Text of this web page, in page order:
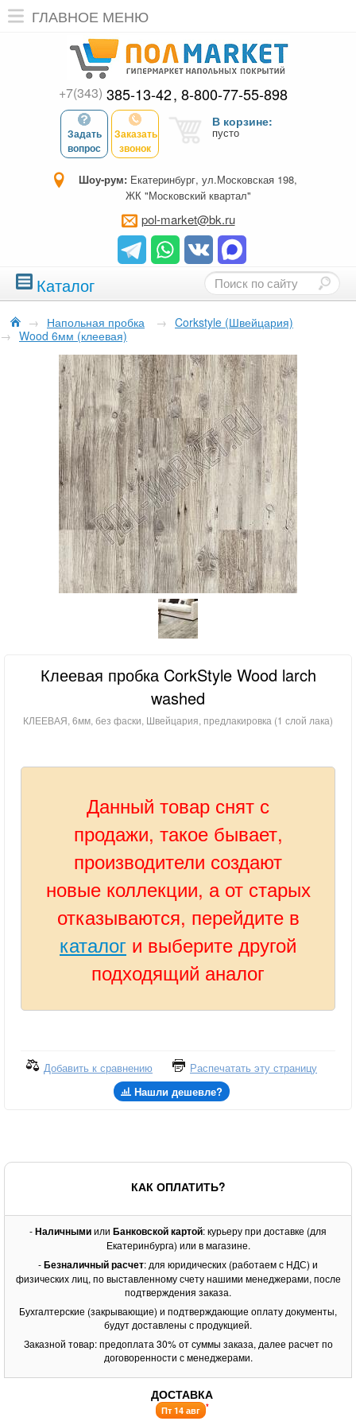
ГЛАВНОЕ МЕНЮ
+7(343) 385-13-42 8-800-77-55-898
Задать
вопрос
Заказать
звонок
В корзине:
пусто
Шоу-рум: Екатеринбург, ул.Московская 198,
ЖК "Московский квартал"
pol-market@bk.ru
Каталог
→ Напольная пробка → Corkstyle (Швейцария)
→ Wood 6мм (клеевая)
Клеевая пробка CorkStyle Wood larch
washed
КЛЕЕВАЯ, 6мм, без фаски, Швейцария, предлакировка (1 слой лака)
Данный товар снят с
продажи, такое бывает,
производители создают
новые коллекции, а от старых
отказываются, перейдите в
каталог и выберите другой
подходящий аналог
Добавить к сравнению
Распечатать эту страницу
Нашли дешевле?
КАК ОПЛАТИТЬ?
-Наличнымиили Банковской картой: курьеру при доставке (для
Екатеринбурга) или в магазине.
-Безналичный расчет: для юридических (работаем с НДС) и
физических лиц, по выставленному счету нашими менеджерами, после
подтверждения заказа.
Бухгалтерские (закрывающие) и подтверждающие оплату документы,
будут доставлены с продукцией.
Заказной товар: предоплата 30% от суммы заказа, далее расчет по
договоренности с менеджерами.
ДОСТАВКА
Пт 14 авг *